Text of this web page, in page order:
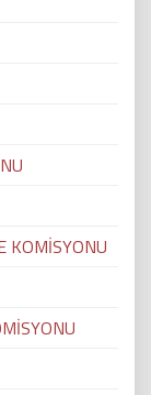
KOMİSYONU